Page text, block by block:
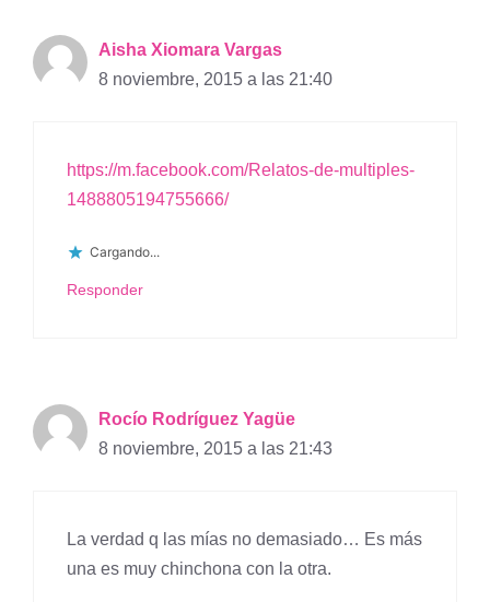
Aisha Xiomara Vargas
8 noviembre, 2015 a las 21:40
https://m.facebook.com/Relatos-de-multiples-
1488805194755666/
Cargando...
Responder
Rocío Rodríguez Yagüe
8 noviembre, 2015 a las 21:43
La verdad q las mías no demasiado… Es más
una es muy chinchona con la otra.